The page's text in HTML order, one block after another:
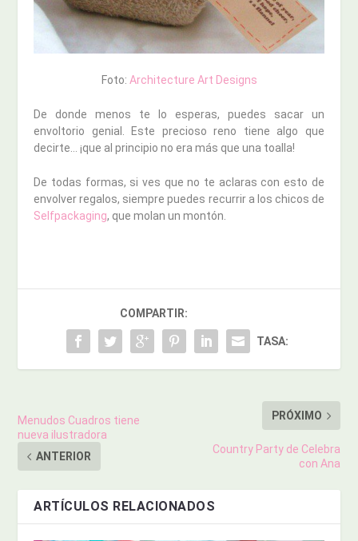
Foto: Architecture Art Designs
De donde menos te lo esperas, puedes sacar un
envoltorio genial. Este precioso reno tiene algo que
decirte… ¡que al principio no era más que una toalla!
De todas formas, si ves que no te aclaras con esto de
envolver regalos, siempre puedes recurrir a los chicos de
Selfpackaging, que molan un montón.
COMPARTIR:
TASA:
Menudos Cuadros tiene
nueva ilustradora
ANTERIOR
PRÓXIMO
Country Party de Celebra
con Ana
ARTÍCULOS RELACIONADOS